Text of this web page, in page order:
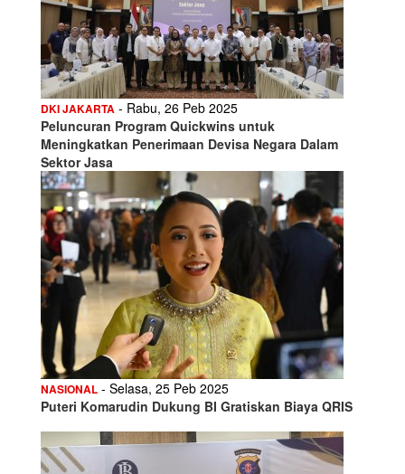
DKI JAKARTA - Rabu, 26 Peb 2025
Peluncuran Program Quickwins untuk
Meningkatkan Penerimaan Devisa Negara Dalam
Sektor Jasa
NASIONAL - Selasa, 25 Peb 2025
Puteri Komarudin Dukung BI Gratiskan Biaya QRIS